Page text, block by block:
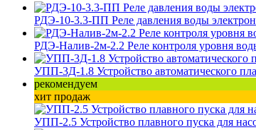
РДЭ-10-3.3-ПП Реле давления воды
РДЭ-Налив-2м-2.2 Реле контроля уровня
УПП-3Д-1.8 Устройство автоматического
рекомендуем
хит продаж
УПП-2.5 Устройство плавного пуска для